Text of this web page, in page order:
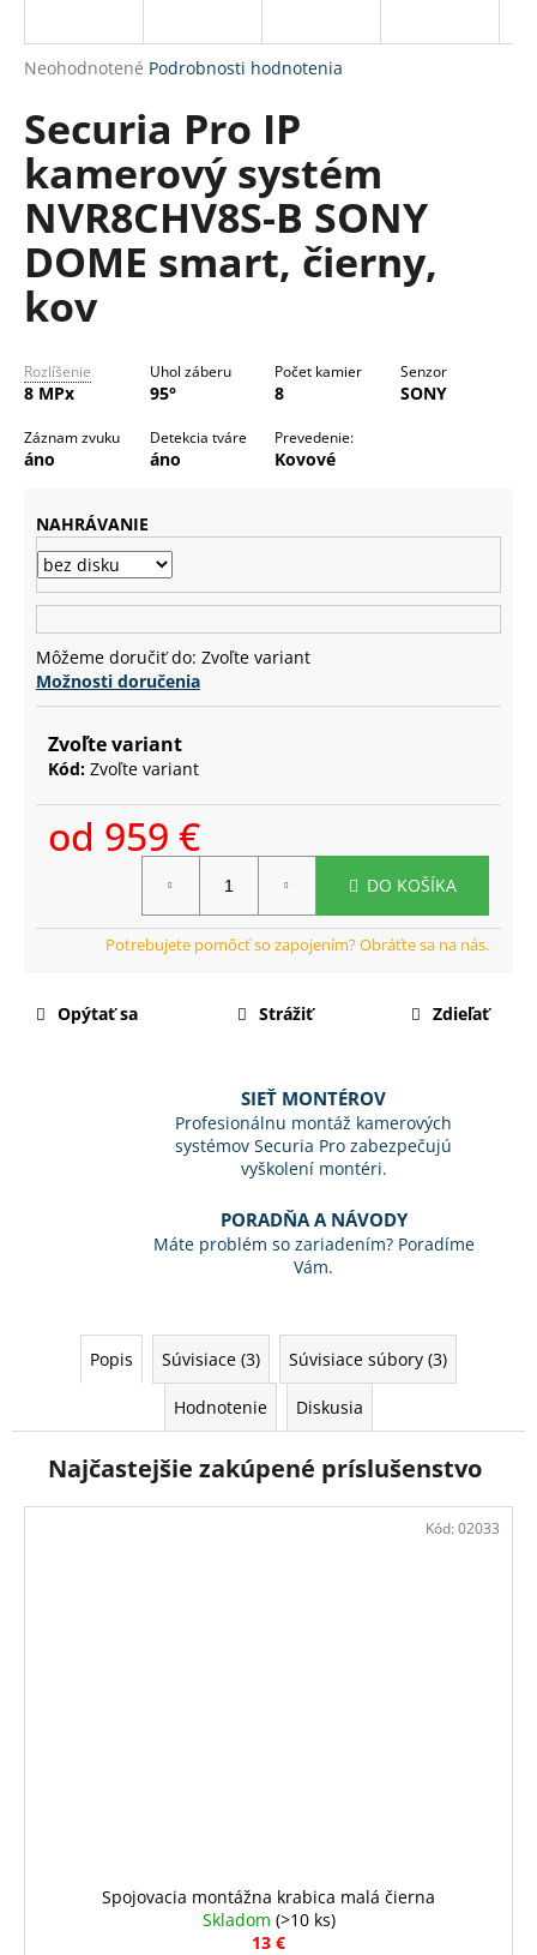
Priemerné
produktu
je
0,0
5
hviezdičiek.
Neohodnotené Podrobnosti hodnotenia
Securia Pro IP
kamerový systém
NVR8CHV8S-B SONY
DOME smart, čierny,
kov
Rozlíšenie
8 MPx
Uhol záberu
95°
Počet kamier
8
Senzor
SONY
Záznam zvuku
áno
Detekcia tváre
áno
Prevedenie:
Kovové
NAHRÁVANIE
Môžeme doručiť do: Zvoľte variant
Možnosti doručenia
Zvoľte variant
Kód: Zvoľte variant
od 959 €
DO KOŠÍKA
Opýtať sa Strážiť Zdieľať
SIEŤ MONTÉROV
Profesionálnu montáž kamerových
systémov Securia Pro zabezpečujú
vyškolení montéri.
PORADŇA A NÁVODY
Máte problém so zariadením? Poradíme
Vám.
Popis Súvisiace (3) Súvisiace súbory (3)
Hodnotenie Diskusia
Najčastejšie zakúpené príslušenstvo
Spojovacia montážna krabica malá čierna
Skladom (>10 ks)
13 €
Kód: 02033
j
ť
?
HĽADAŤ
O
d
p
o
ú
m